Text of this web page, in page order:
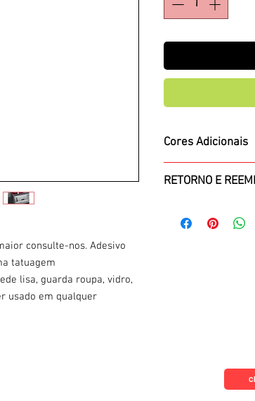
consulte-nos. Adesivo
tatuagem
lisa, guarda roupa, vidro,
usado em qualquer
Cores Adicionais
Azul Claro/Cyan,
avise por email:
RETORNO E
perfeitas